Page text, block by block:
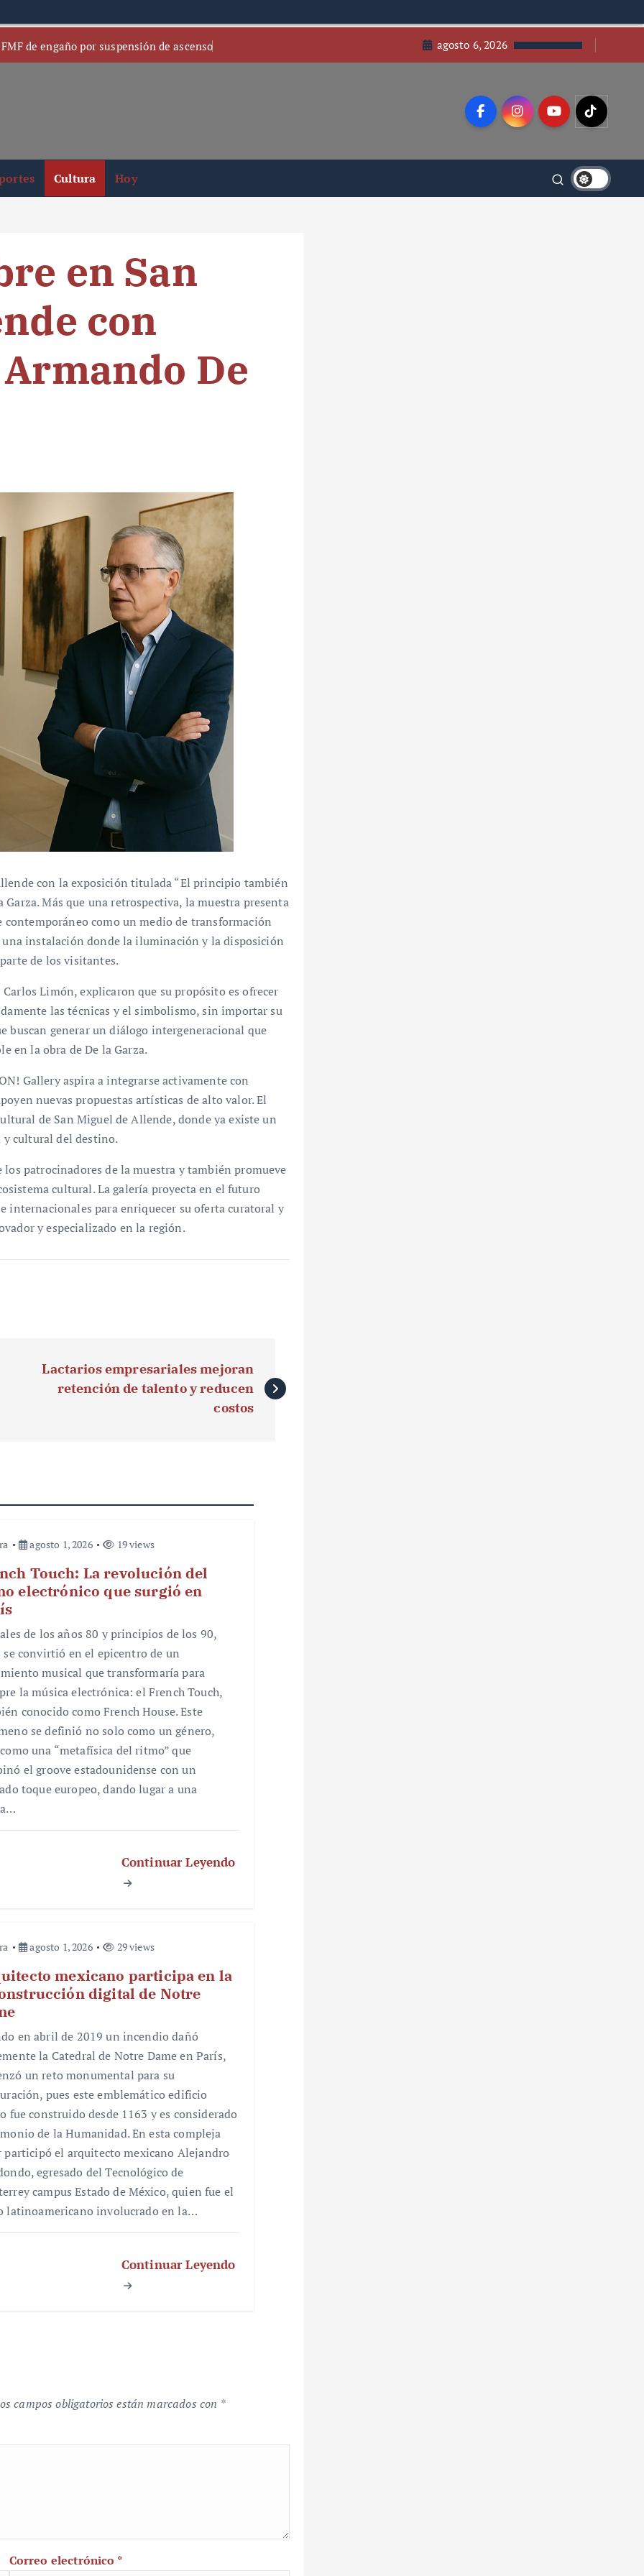
de engaño por suspensión de ascenso agosto 6, 2026
Cultura Hoy
en San
con
De
con la exposición titulada “El principio también
Más que una retrospectiva, la muestra presenta
como un medio de transformación
instalación donde la iluminación y la disposición
de los visitantes.
Limón, explicaron que su propósito es ofrecer
las técnicas y el simbolismo, sin importar su
buscan generar un diálogo intergeneracional que
en la obra de De la Garza.
Gallery aspira a integrarse activamente con
nuevas propuestas artísticas de alto valor. El
de San Miguel de Allende, donde ya existe un
cultural del destino.
patrocinadores de la muestra y también promueve
cultural. La galería proyecta en el futuro
internacionales para enriquecer su oferta curatoral y
y especializado en la región.
Lactarios empresariales mejoran
retención de talento y reducen
costos
agosto 1, 2026 19 views
Touch: La revolución del
electrónico que surgió en
de los años 80 y principios de los 90,
se convirtió en el epicentro de un
musical que transformaría para
la música electrónica: el French Touch,
conocido como French House. Este
se definió no solo como un género,
una “metafísica del ritmo” que
el groove estadounidense con un
toque europeo, dando lugar a una
Continuar Leyendo
agosto 1, 2026 29 views
mexicano participa en la
digital de Notre
en abril de 2019 un incendio dañó
la Catedral de Notre Dame en París,
un reto monumental para su
pues este emblemático edificio
fue construido desde 1163 y es considerado
de la Humanidad. En esta compleja
participó el arquitecto mexicano Alejandro
egresado del Tecnológico de
campus Estado de México, quien fue el
latinoamericano involucrado en la…
Continuar Leyendo
campos obligatorios están marcados con *
Correo electrónico *